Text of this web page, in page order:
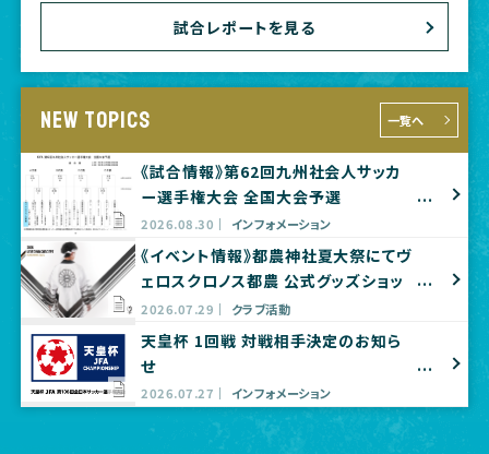
試合レポートを見る
NEW TOPICS 一覧へ
《試合情報》第62回九州社会人サッカ
ー選手権大会 全国大会予選
2026.08.30 インフォメーション
《イベント情報》都農神社夏大祭にてヴ
ェロスクロノス都農 公式グッズショッ
プ出店のお知らせ
2026.07.29 クラブ活動
天皇杯 1回戦 対戦相手決定のお知ら
せ
2026.07.27 インフォメーション